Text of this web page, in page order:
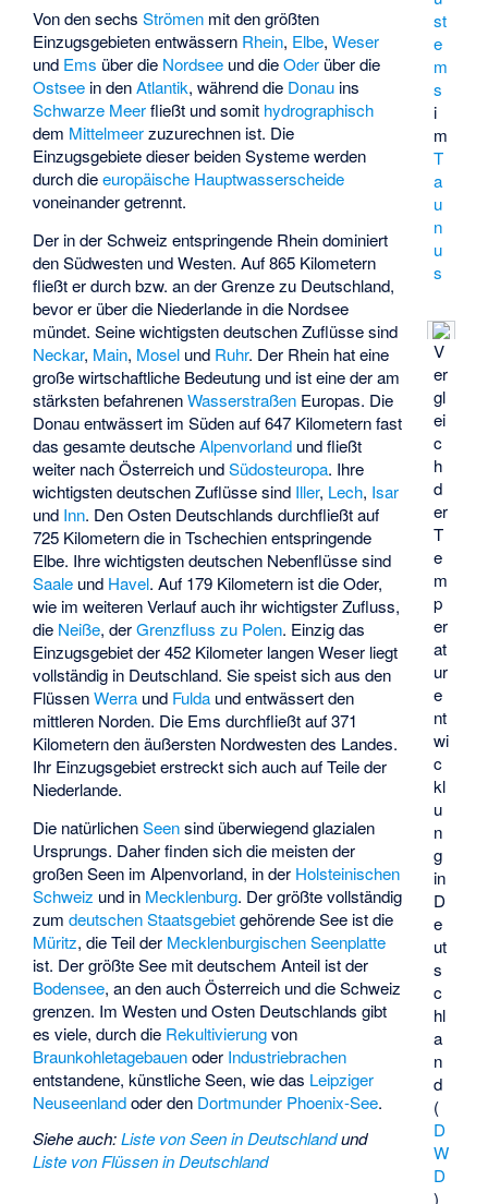
st
e
m
s
i
m
T
a
u
n
u
s
V
er
gl
ei
c
h
d
er
T
e
m
p
er
at
ur
e
nt
wi
c
kl
u
n
g
in
D
e
ut
s
c
hl
a
n
d
(
D
W
D
)
Von den sechsStrömen mit den größten
Einzugsgebieten entwässern Rhein, Elbe,Weser
und Ems über die Nordsee und dieOder über die
Ostsee in denAtlantik, während die Donau ins
Schwarze Meerfließt und somit hydrographisch
dem Mittelmeerzuzurechnen ist. Die
Einzugsgebiete dieser beiden Systeme werden
durch dieeuropäische Hauptwasserscheide
voneinander getrennt.
Der in der Schweiz entspringende Rhein dominiert
den Südwesten und Westen. Auf 865 Kilometern
fließt er durch bzw. an der Grenze zu Deutschland,
bevor er über die Niederlande in die Nordsee
mündet. Seine wichtigsten deutschen Zuflüsse sind
Neckar, Main, Mosel und Ruhr. Der Rhein hat eine
große wirtschaftliche Bedeutung und ist eine der am
stärksten befahrenenWasserstraßen Europas. Die
Donau entwässert im Süden auf 647 Kilometern fast
das gesamte deutscheAlpenvorland und fließt
weiter nach Österreich undSüdosteuropa. Ihre
wichtigsten deutschen Zuflüsse sind Iller, Lech, Isar
und Inn. Den Osten Deutschlands durchfließt auf
725 Kilometern die in Tschechien entspringende
Elbe. Ihre wichtigsten deutschen Nebenflüsse sind
Saale und Havel. Auf 179 Kilometern ist die Oder,
wie im weiteren Verlauf auch ihr wichtigster Zufluss,
die Neiße, derGrenzfluss zu Polen. Einzig das
Einzugsgebiet der 452 Kilometer langen Weser liegt
vollständig in Deutschland. Sie speist sich aus den
FlüssenWerra und Fulda und entwässert den
mittleren Norden. Die Ems durchfließt auf 371
Kilometern den äußersten Nordwesten des Landes.
Ihr Einzugsgebiet erstreckt sich auch auf Teile der
Niederlande.
Die natürlichenSeensind überwiegend glazialen
Ursprungs. Daher finden sich die meisten der
großen Seen im Alpenvorland, in der Holsteinischen
Schweiz und in Mecklenburg. Der größte vollständig
zumdeutschen Staatsgebietgehörende See ist die
Müritz, die Teil der Mecklenburgischen Seenplatte
ist. Der größte See mit deutschem Anteil ist der
Bodensee, an den auch Österreich und die Schweiz
grenzen. Im Westen und Osten Deutschlands gibt
es viele, durch die Rekultivierungvon
Braunkohletagebauenoder Industriebrachen
entstandene, künstliche Seen, wie das Leipziger
Neuseenlandoder den Dortmunder Phoenix-See.
Siehe auch:Liste von Seen in Deutschlandund
Liste von Flüssen in Deutschland